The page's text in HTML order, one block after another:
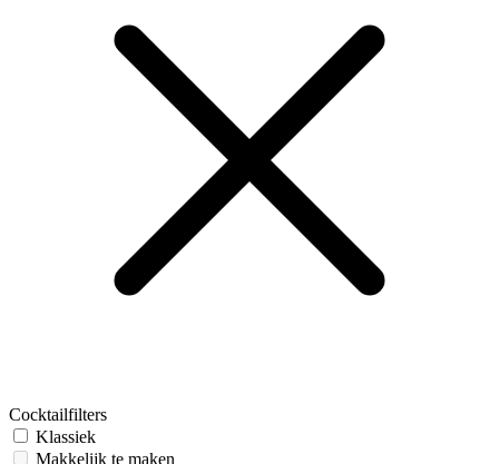
Cocktailfilters
Klassiek
Makkelijk te maken